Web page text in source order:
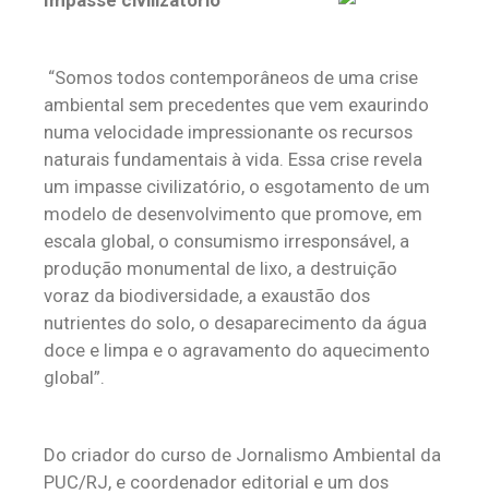
“Somos todos contemporâneos de uma crise
ambiental sem precedentes que vem exaurindo
numa velocidade impressionante os recursos
naturais fundamentais à vida. Essa crise revela
um impasse civilizatório, o esgotamento de um
modelo de desenvolvimento que promove, em
escala global, o consumismo irresponsável, a
produção monumental de lixo, a destruição
voraz da biodiversidade, a exaustão dos
nutrientes do solo, o desaparecimento da água
doce e limpa e o agravamento do aquecimento
global”.
Do criador do curso de Jornalismo Ambiental da
PUC/RJ, e coordenador editorial e um dos